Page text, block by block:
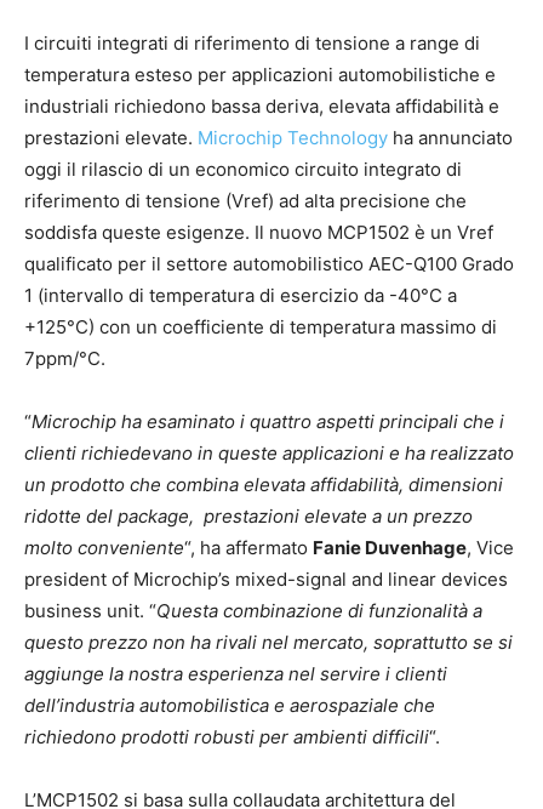
I circuiti integrati di riferimento di tensione a range di
temperatura esteso per applicazioni automobilistiche e
industriali richiedono bassa deriva, elevata affidabilità e
prestazioni elevate. Microchip Technology ha annunciato
oggi il rilascio di un economico circuito integrato di
riferimento di tensione (Vref) ad alta precisione che
soddisfa queste esigenze. Il nuovo MCP1502 è un Vref
qualificato per il settore automobilistico AEC-Q100 Grado
1 (intervallo di temperatura di esercizio da -40°C a
+125°C) con un coefficiente di temperatura massimo di
7ppm/°C.
“Microchip ha esaminato i quattro aspetti principali che i
clienti richiedevano in queste applicazioni e ha realizzato
un prodotto che combina elevata affidabilità, dimensioni
ridotte del package, prestazioni elevate a un prezzo
molto conveniente“, ha affermato Fanie Duvenhage, Vice
president of Microchip’s mixed-signal and linear devices
business unit. “Questa combinazione di funzionalità a
questo prezzo non ha rivali nel mercato, soprattutto se si
aggiunge la nostra esperienza nel servire i clienti
dell’industria automobilistica e aerospaziale che
richiedono prodotti robusti per ambienti difficili“.
L’MCP1502 si basa sulla collaudata architettura del